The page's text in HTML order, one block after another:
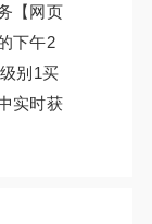
【网页
下午2
别1买
实时获